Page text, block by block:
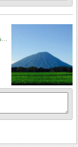
https://foods78.food.blog/2019/11/08/%e3%81%af%e3%81%98%e3%82%81%e3%81%be%e3%81%97%e3%81%a6/